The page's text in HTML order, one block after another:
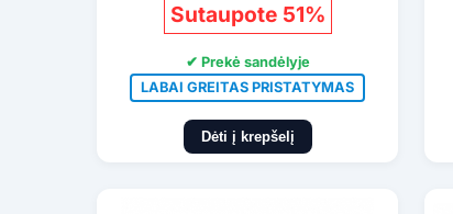
Sutaupote 51%
✔ Prekė sandėlyje
LABAI GREITAS PRISTATYMAS
Dėti į krepšelį